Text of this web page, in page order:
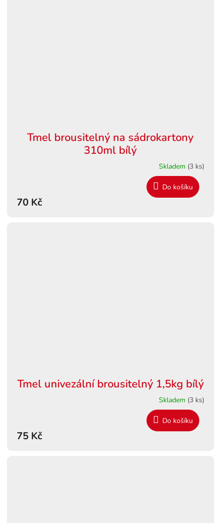
Tmel brousitelný na sádrokartony
310ml bílý
Skladem (3 ks)
70 Kč
Do košíku
Tmel univezální brousitelný 1,5kg bílý
Skladem (3 ks)
75 Kč
Do košíku